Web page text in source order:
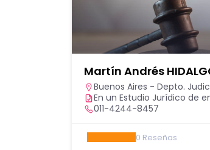
Martín Andrés
Buenos Aires - Depto.
En un Estudio Jurídico de
011-4244-8457
0 Reseñas